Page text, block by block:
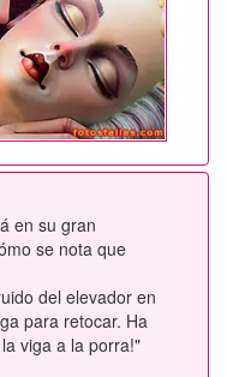
en su gran
se nota que
del elevador en
para retocar. Ha
viga a la porra!"